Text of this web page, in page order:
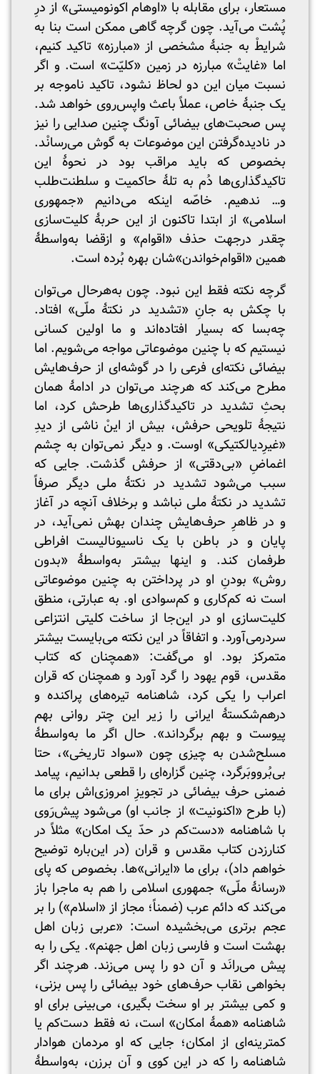
مستعار، برای مقابله با «اوهام اکونومیستی» از درِ
پُشت می‌آید. چون گرچه گاهی ممکن است بنا به
شرایطْ به جنبهٔ مشخصی از «مبارزه» تاکید کنیم،
اما «غایتْ» مبارزه در زمین «کلیّت» است. و اگر
نسبت میان این دو لحاظ نشود، تاکید ناموجه بر
یک جنبهٔ خاص، عملاً باعث واپس‌روی خواهد شد.
پس صحبت‌های بیضائی آونگ چنین صدایی را نیز
در نادیده‌گرفتن این موضوعات به گوش می‌رسانْد.
بخصوص که باید مراقب بود در نحوهٔ این
تاکیدگذاری‌ها دُم به تلهٔ حاکمیت و سلطنت‌طلب
و… ندهیم. خاصّه اینکه می‌دانیم «جمهوری
اسلامی» از ابتدا تاکنون از این حربهٔ کلیت‌سازی
چقدر درجهت حذف «اقوام» و ازقضا به‌واسطهٔ
همین «اقوام‌خواندن»‌شان بهره بُرده است.
گرچه نکته فقط این نبود. چون به‌هرحال می‌توان
با چکش به جانِ «تشدید در نکتهٔ ملّی» افتاد.
چه‌بسا که بسیار افتاده‌اند و ما اولین کسانی
نیستیم که با چنین موضوعاتی مواجه می‌شویم. اما
بیضائی نکته‌ای فرعی را در گوشه‌ای از حرف‌هایش
مطرح می‌کند که هرچند می‌توان در ادامهٔ همان
بحثِ تشدید در تاکیدگذاری‌ها طرحش کرد، اما
نتیجهٔ تلویحی حرفش، بیش از اینْ ناشی از دیدِ
«غیرِدیالکتیکی» اوست. و دیگر نمی‌توان به چشم
اغماضِ «بی‌دقتی» از حرفش گذشت. جایی که
سبب می‌شود تشدید در نکتهٔ ملی دیگر صرفاً
تشدید در نکتهٔ ملی نباشد و برخلاف آنچه در آغاز
و در ظاهرِ حرف‌هایش چندان بهش نمی‌آید، در
پایان و در باطن با یک ناسیونالیست افراطی
طرفمان کند. و اینها بیشتر به‌واسطهٔ «بدون
روش» بودنِ او در پرداختن به چنین موضوعاتی
است نه کم‌کاری و کم‌سوادی او. به عبارتی، منطق
کلیت‌سازی او در این‌جا از ساخت کلیتی انتزاعی
سردرمی‌آورد. و اتفاقاً در این‌ نکته می‌بایست بیشتر
متمرکز بود. او می‌گفت: «همچنان که کتاب
مقدس، قوم یهود را گرد آورد و همچنان‌ که قران
اعراب را یکی کرد، شاهنامه تیره‌های پراکنده و
درهم‌شکستهٔ ایرانی را زیر این چتر روانی بهم
پیوست و بهم برگرداند». حال اگر ما به‌واسطهٔ
مسلح‌شدن به چیزی چون «سواد تاریخی»، حتا
بی‌بُرووبَرگرد، چنین گزاره‌ای را قطعی بدانیم، پیامد
ضمنی حرف بیضائی در تجویزِ امروزی‌اش برای ما
(با طرح «اکنونیت» از جانب او) می‌شود پیش‌رَوی
با شاهنامه «دست‌کم در حدّ یک امکان» مثلاً در
کنارزدن کتاب مقدس و قران (در این‌باره توضیح
خواهم داد)، برای ما «ایرانی»ها. بخصوص که پای
«رسانهٔ ملّی» جمهوری اسلامی را هم به ماجرا باز
می‌کند که دائم عرب (ضمناً؛ مجاز از «اسلام») را بر
عجم برتری می‌بخشیده است: «عربی زبان اهل
بهشت است و فارسی زبان اهل جهنم». یکی را به
پیش می‌رانَد و آن دو را پس می‌زند. هرچند اگر
بخواهی نقاب حرف‌های خود بیضائی را پس بزنی،
و کمی بیشتر بر او سخت بگیری، می‌بینی برای او
شاهنامه «همهٔ امکان» است، نه فقط دست‌کم یا
کمترینه‌ای از امکان؛ جایی که او مردمان هوادار
شاهنامه را که در این کوی و آن برزن، به‌واسطهٔ